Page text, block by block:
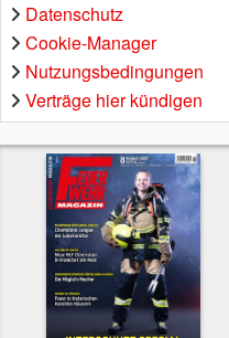
Datenschutz
Cookie-Manager
Nutzungsbedingungen
Verträge hier kündigen